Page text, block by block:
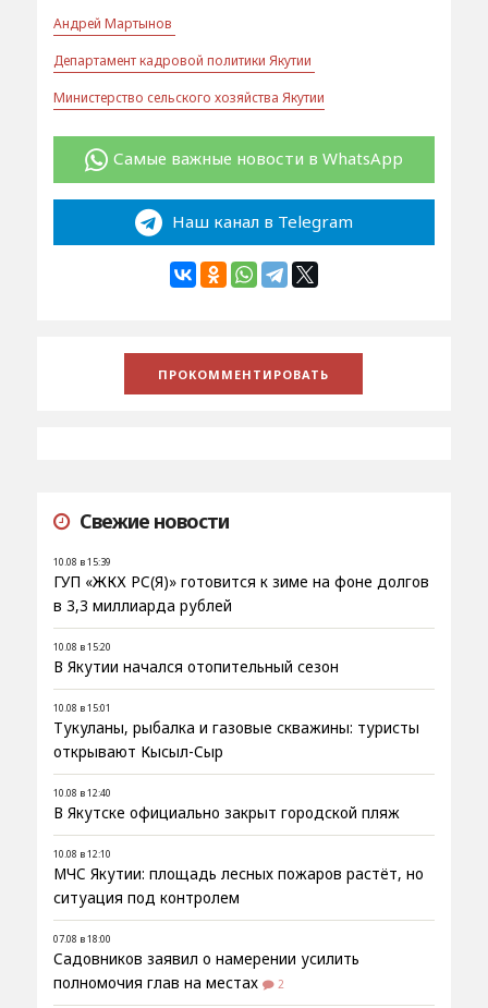
Андрей Мартынов
Департамент кадровой политики Якутии
Министерство сельского хозяйства Якутии
Самые важные новости в WhatsApp
Наш канал в Telegram
Свежие новости
10.08 в 15:39
ГУП «ЖКХ РС(Я)» готовится к зиме на фоне долгов
в 3,3 миллиарда рублей
10.08 в 15:20
В Якутии начался отопительный сезон
10.08 в 15:01
Тукуланы, рыбалка и газовые скважины: туристы
открывают Кысыл-Сыр
10.08 в 12:40
В Якутске официально закрыт городской пляж
10.08 в 12:10
МЧС Якутии: площадь лесных пожаров растёт, но
ситуация под контролем
07.08 в 18:00
Садовников заявил о намерении усилить
полномочия глав на местах
2